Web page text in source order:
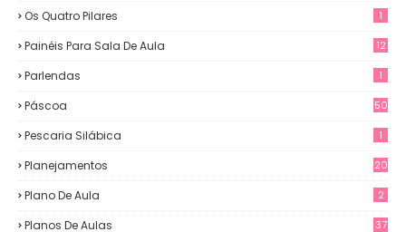
Os Quatro Pilares 1
Painéis Para Sala De Aula
12
Parlendas 1
Páscoa 50
Pescaria Silábica 1
Planejamentos 20
Plano De Aula 2
Planos De Aulas 37